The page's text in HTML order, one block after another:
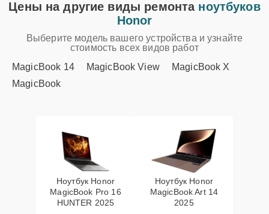
Цены на другие виды ремонта ноутбуков
Honor
Выберите модель вашего устройства и узнайте
стоимость всех видов работ
MagicBook 14
MagicBook View
MagicBook X
MagicBook
Ноутбук Honor
MagicBook Pro 16
HUNTER 2025
Ноутбук Honor
MagicBook Art 14
2025